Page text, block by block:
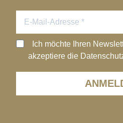
Ich möchte Ihren
akzeptiere die